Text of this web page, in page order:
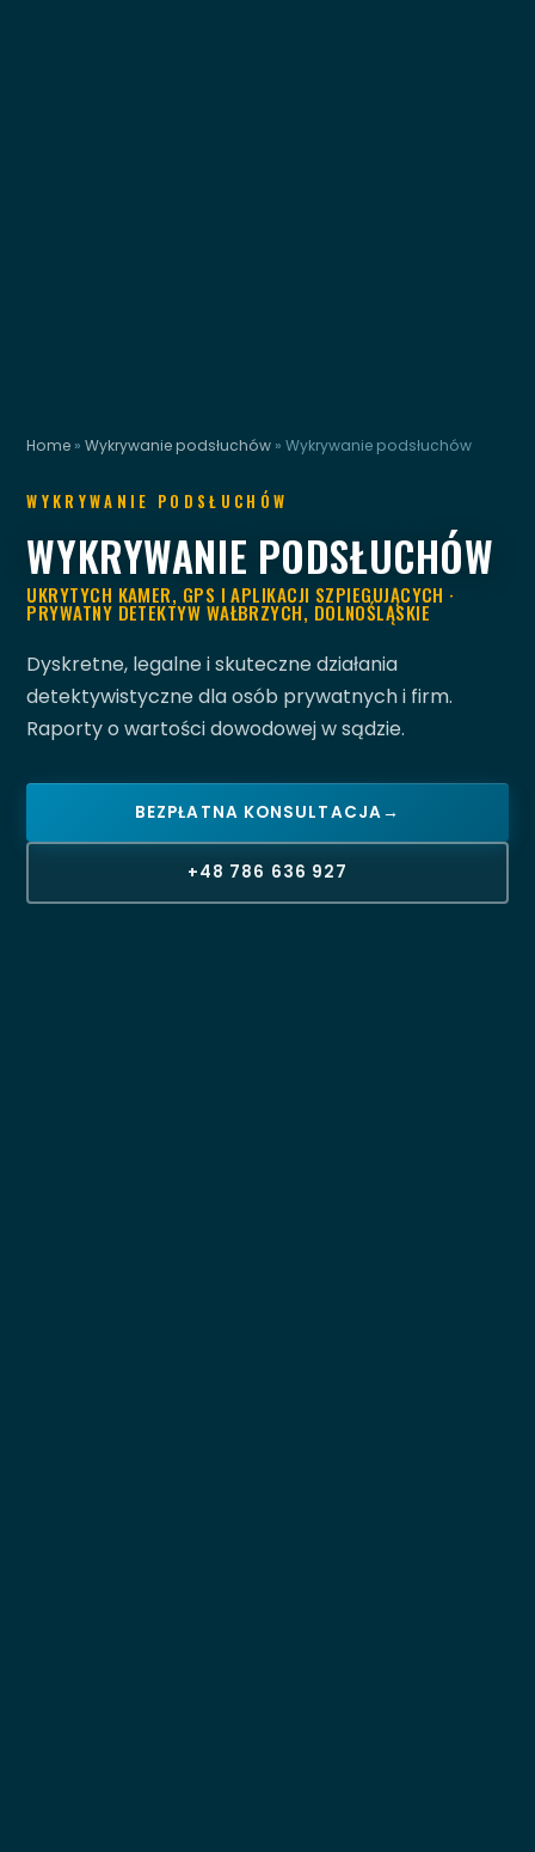
Home »Wykrywanie podsłuchów »Wykrywanie podsłuchów
WYKRYWANIE PODSŁUCHÓW
WYKRYWANIE PODSŁUCHÓW
UKRYTYCH KAMER, GPS I APLIKACJI SZPIEGUJĄCYCH ·
PRYWATNY DETEKTYW WAŁBRZYCH, DOLNOŚLĄSKIE
Dyskretne, legalne i skuteczne działania
detektywistyczne dla osób prywatnych i firm.
Raporty o wartości dowodowej w sądzie.
BEZPŁATNA KONSULTACJA→
+48 786 636 927